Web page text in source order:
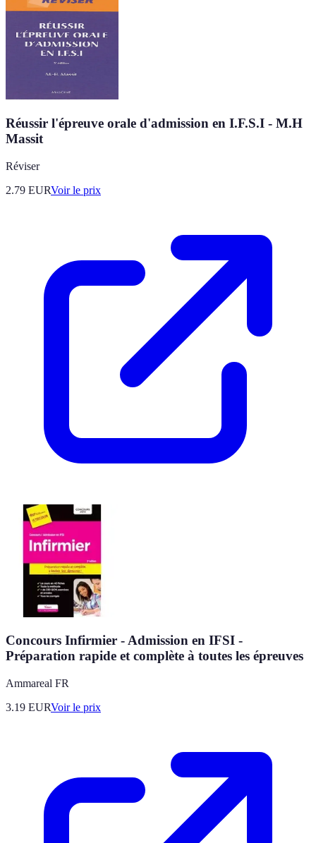
Réussir l'épreuve orale d'admission en I.F.S.I - M.H
Massit
Réviser
2.79 EURVoir le prix
Concours Infirmier - Admission en IFSI -
Préparation rapide et complète à toutes les épreuves
Ammareal FR
3.19 EURVoir le prix